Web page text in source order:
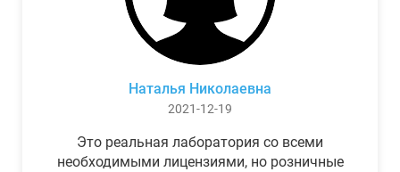
Наталья Николаевна
2021-12-19
Это реальная лаборатория со всеми
необходимыми лицензиями, но розничные